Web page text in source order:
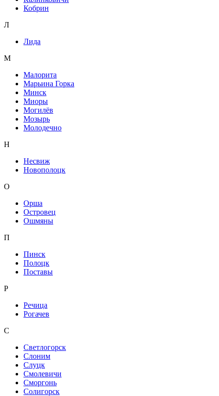
Кобрин
Л
Лида
М
Малорита
Марьина Горка
Минск
Миоры
Могилёв
Мозырь
Молодечно
Н
Несвиж
Новополоцк
О
Орша
Островец
Ошмяны
П
Пинск
Полоцк
Поставы
Р
Речица
Рогачев
С
Светлогорск
Слоним
Слуцк
Смолевичи
Сморгонь
Солигорск